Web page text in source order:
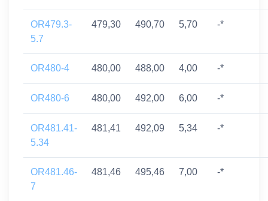
OR479.3-
5.7
479,30 490,70 5,70 -*
OR480-4 480,00 488,00 4,00 -*
OR480-6 480,00 492,00 6,00 -*
OR481.41-
5.34
481,41 492,09 5,34 -*
OR481.46-
7
481,46 495,46 7,00 -*